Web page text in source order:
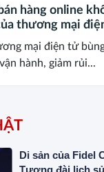
hàng online
thương mại
mại điện tử
hành, giảm rủi...
Di sản của Fidel